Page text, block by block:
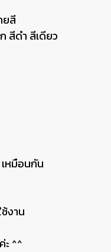
ยสี
สีดำ สีเดียว
หมือนกัน
งาน
ะ ^^